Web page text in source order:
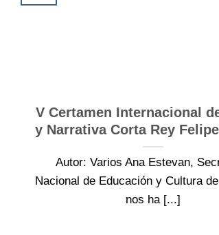
V Certamen Internacional
y Narrativa Corta Rey
Autor: Varios Ana Estevan,
Nacional de Educación y Cultura
nos ha [...]